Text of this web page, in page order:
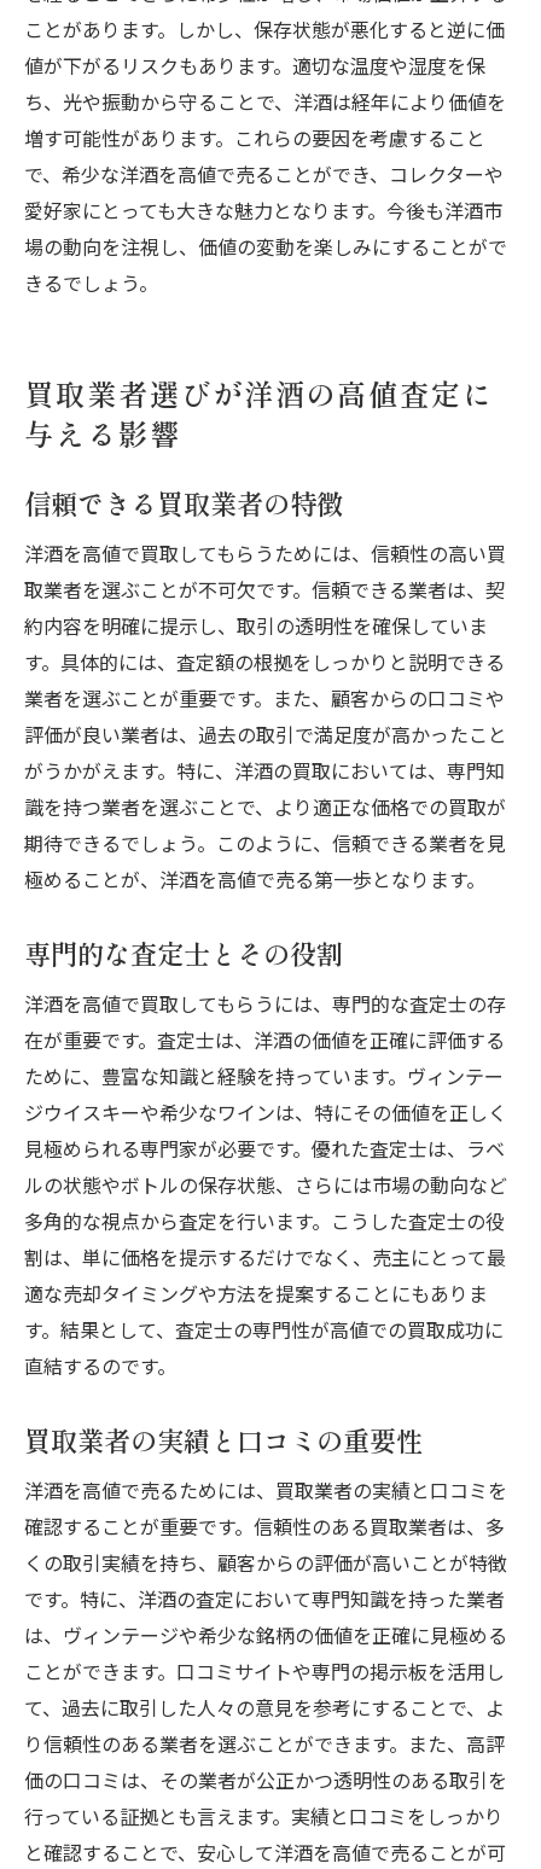
ことがあります。しかし、保存状態が悪化すると逆に価
値が下がるリスクもあります。適切な温度や湿度を保
ち、光や振動から守ることで、洋酒は経年により価値を
増す可能性があります。これらの要因を考慮すること
で、希少な洋酒を高値で売ることができ、コレクターや
愛好家にとっても大きな魅力となります。今後も洋酒市
場の動向を注視し、価値の変動を楽しみにすることがで
きるでしょう。
買取業者選びが洋酒の高値査定に
与える影響
信頼できる買取業者の特徴
洋酒を高値で買取してもらうためには、信頼性の高い買
取業者を選ぶことが不可欠です。信頼できる業者は、契
約内容を明確に提示し、取引の透明性を確保していま
す。具体的には、査定額の根拠をしっかりと説明できる
業者を選ぶことが重要です。また、顧客からの口コミや
評価が良い業者は、過去の取引で満足度が高かったこと
がうかがえます。特に、洋酒の買取においては、専門知
識を持つ業者を選ぶことで、より適正な価格での買取が
期待できるでしょう。このように、信頼できる業者を見
極めることが、洋酒を高値で売る第一歩となります。
専門的な査定士とその役割
洋酒を高値で買取してもらうには、専門的な査定士の存
在が重要です。査定士は、洋酒の価値を正確に評価する
ために、豊富な知識と経験を持っています。ヴィンテー
ジウイスキーや希少なワインは、特にその価値を正しく
見極められる専門家が必要です。優れた査定士は、ラベ
ルの状態やボトルの保存状態、さらには市場の動向など
多角的な視点から査定を行います。こうした査定士の役
割は、単に価格を提示するだけでなく、売主にとって最
適な売却タイミングや方法を提案することにもありま
す。結果として、査定士の専門性が高値での買取成功に
直結するのです。
買取業者の実績と口コミの重要性
洋酒を高値で売るためには、買取業者の実績と口コミを
確認することが重要です。信頼性のある買取業者は、多
くの取引実績を持ち、顧客からの評価が高いことが特徴
です。特に、洋酒の査定において専門知識を持った業者
は、ヴィンテージや希少な銘柄の価値を正確に見極める
ことができます。口コミサイトや専門の掲示板を活用し
て、過去に取引した人々の意見を参考にすることで、よ
り信頼性のある業者を選ぶことができます。また、高評
価の口コミは、その業者が公正かつ透明性のある取引を
行っている証拠とも言えます。実績と口コミをしっかり
と確認することで、安心して洋酒を高値で売ることが可